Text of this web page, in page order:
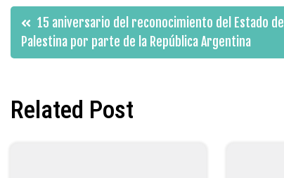
Navegación
de
entradas
15 aniversario del reconocimiento del Estado de
Palestina por parte de la República Argentina
Related Post